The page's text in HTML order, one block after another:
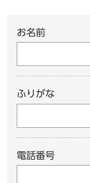
お名前
ふりがな
電話番号